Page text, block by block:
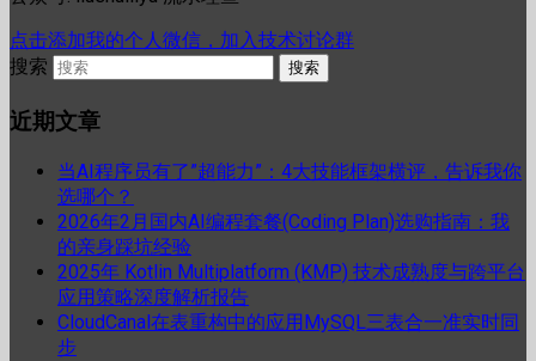
点击添加我的个人微信，加入技术讨论群
搜索
近期文章
当AI程序员有了”超能力”：4大技能框架横评，告诉我你
选哪个？
2026年2月国内AI编程套餐(Coding Plan)选购指南：我
的亲身踩坑经验
2025年 Kotlin Multiplatform (KMP) 技术成熟度与跨平台
应用策略深度解析报告
CloudCanal在表重构中的应用MySQL三表合一准实时同
步